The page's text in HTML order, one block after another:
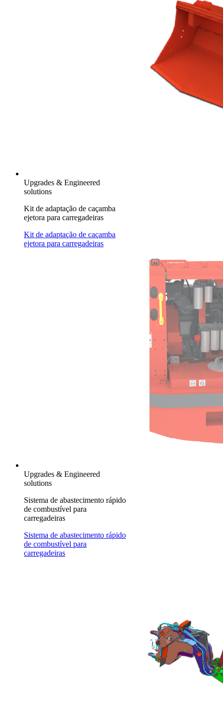
Upgrades & Engineered
solutions
Kit de adaptação de caçamba
ejetora para carregadeiras
Kit de adaptação de caçamba
ejetora para carregadeiras
Upgrades & Engineered
solutions
Sistema de abastecimento rápido
de combustível para
carregadeiras
Sistema de abastecimento rápido
de combustível para
carregadeiras